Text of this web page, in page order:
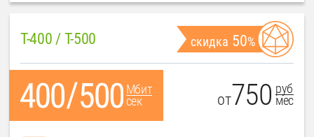
T-400 / T-500 скидка 50%
Мбит
сек
от750 руб
мес